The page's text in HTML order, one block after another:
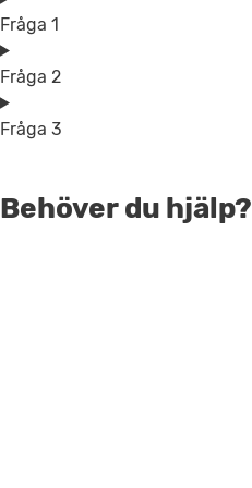
Fråga 1
Fråga 2
Fråga 3
Behöver du hjälp?